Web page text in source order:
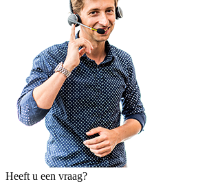
Heeft u een vraag?